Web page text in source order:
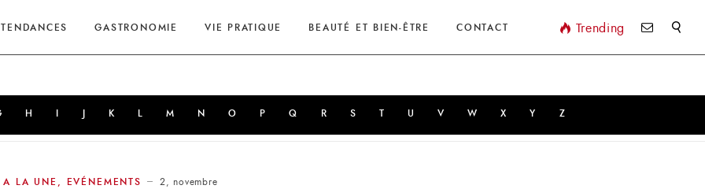
TENDANCES GASTRONOMIE VIE PRATIQUE BEAUTÉ ET BIEN-ÊTRE CONTACT Trending
H K M N O P Q R S T U V W X Y Z
A LA UNE EVÉNEMENTS 2, novembre